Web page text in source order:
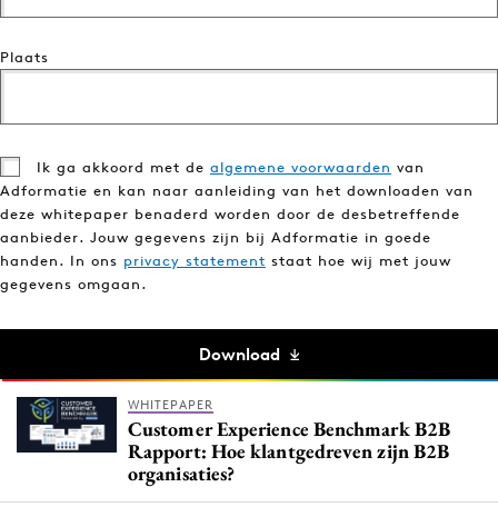
Plaats
Ik ga akkoord met de algemene voorwaarden van
Adformatie en kan naar aanleiding van het downloaden van
deze whitepaper benaderd worden door de desbetreffende
aanbieder. Jouw gegevens zijn bij Adformatie in goede
handen. In ons privacy statement staat hoe wij met jouw
gegevens omgaan.
Download
WHITEPAPER
Customer Experience Benchmark B2B
Rapport: Hoe klantgedreven zijn B2B
organisaties?